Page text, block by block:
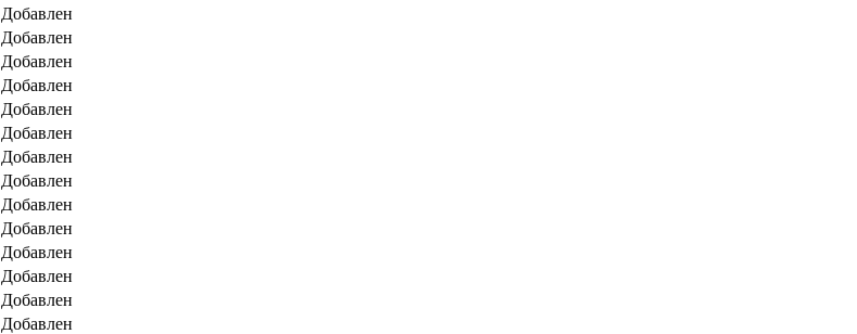
Добавлен
Добавлен
Добавлен
Добавлен
Добавлен
Добавлен
Добавлен
Добавлен
Добавлен
Добавлен
Добавлен
Добавлен
Добавлен
Добавлен